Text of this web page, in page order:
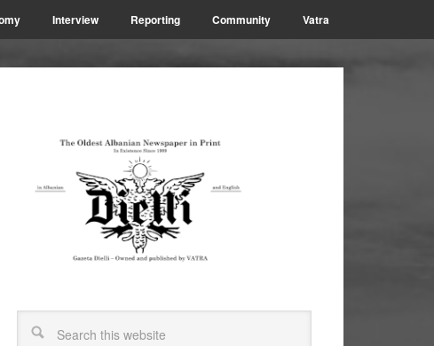
Interview Reporting Community Vatra